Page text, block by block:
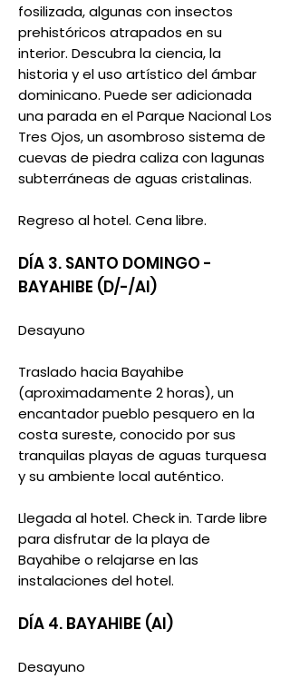
fosilizada, algunas con insectos
prehistóricos atrapados en su
interior. Descubra la ciencia, la
historia y el uso artístico del ámbar
dominicano. Puede ser adicionada
una parada en el Parque Nacional Los
Tres Ojos, un asombroso sistema de
cuevas de piedra caliza con lagunas
subterráneas de aguas cristalinas.
Regreso al hotel. Cena libre.
DÍA 3. SANTO DOMINGO -
BAYAHIBE (D/-/AI)
Desayuno
Traslado hacia Bayahibe
(aproximadamente 2 horas), un
encantador pueblo pesquero en la
costa sureste, conocido por sus
tranquilas playas de aguas turquesa
y su ambiente local auténtico.
Llegada al hotel. Check in. Tarde libre
para disfrutar de la playa de
Bayahibe o relajarse en las
instalaciones del hotel.
DÍA 4. BAYAHIBE (AI)
Desayuno